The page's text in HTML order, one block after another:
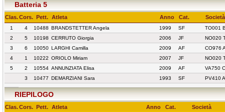
Batteria 5
Clas.Cors. Pett. Atleta Anno Cat. Società
1 4 10488 BRANDSTETTER Angela 1999 SF
TO001
2
5 10198 CERRUTO Giorgia 2006 JF
NO020
3
6 10050 LARGHI Camilla 2009 AF
CO976
4
1 10222 ORIOLO Miriam 2007 JF
NO020
5
2 10554 ANNUNZIATA Elisa 2009 AF
VA750
3
10477 DEMARZIANI Sara 1993 SF PV410
RIEPILOGO
Clas.Cors. Pett. Atleta Anno Cat. Società